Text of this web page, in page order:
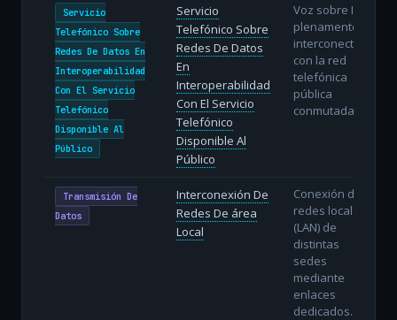
Servicio
Telefónico Sobre
Redes De Datos En
Interoperabilidad
Con El Servicio
Telefónico
Disponible Al
Público
Servicio
Telefónico Sobre
Redes De Datos
En
Interoperabilidad
Con El Servicio
Telefónico
Disponible Al
Público
Voz sobre IP
plenamente
interconectada
con la red
telefónica
pública
conmutada.
Transmisión De
Datos
Interconexión De
Redes De área
Local
Conexión de
redes locales
(LAN) de
distintas
sedes
mediante
enlaces
dedicados.